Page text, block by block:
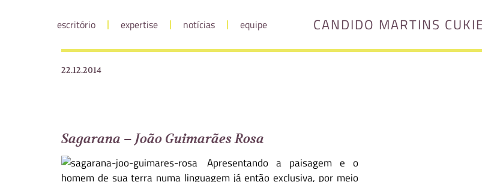
escritório expertise notícias equipe CANDIDO MARTINS
22.12.2014
Sagarana – João Guimarães Rosa
Apresentando a paisagem e o
homem de sua terra numa linguagem já então exclusiva, por meio